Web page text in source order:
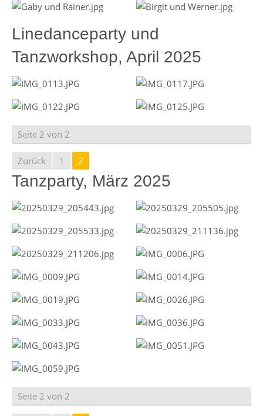
Linedanceparty und
Tanzworkshop, April 2025
Seite 2 von 2
Zurück 1 2
Tanzparty, März 2025
Seite 2 von 2